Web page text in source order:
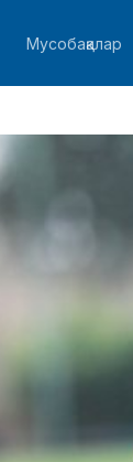
Мусобақалар